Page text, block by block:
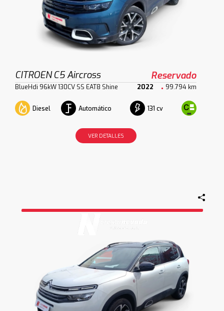
CITROEN C5 Aircross Reservado
BlueHdi 96kW 130CV SS EAT8 Shine 2022 99.794 km
Diesel Automático 131 cv
VER DETALLES